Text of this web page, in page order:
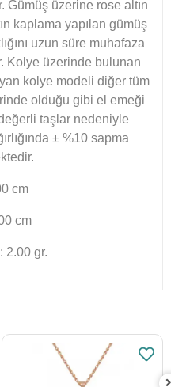
Gümüş üzerine rose altın
kaplama yapılan gümüş
uzun süre muhafaza
Kolye üzerinde bulunan
kolye modeli diğer tüm
olduğu gibi el emeği
taşlar nedeniyle
± %10 sapma
cm
cm
2.00 gr.